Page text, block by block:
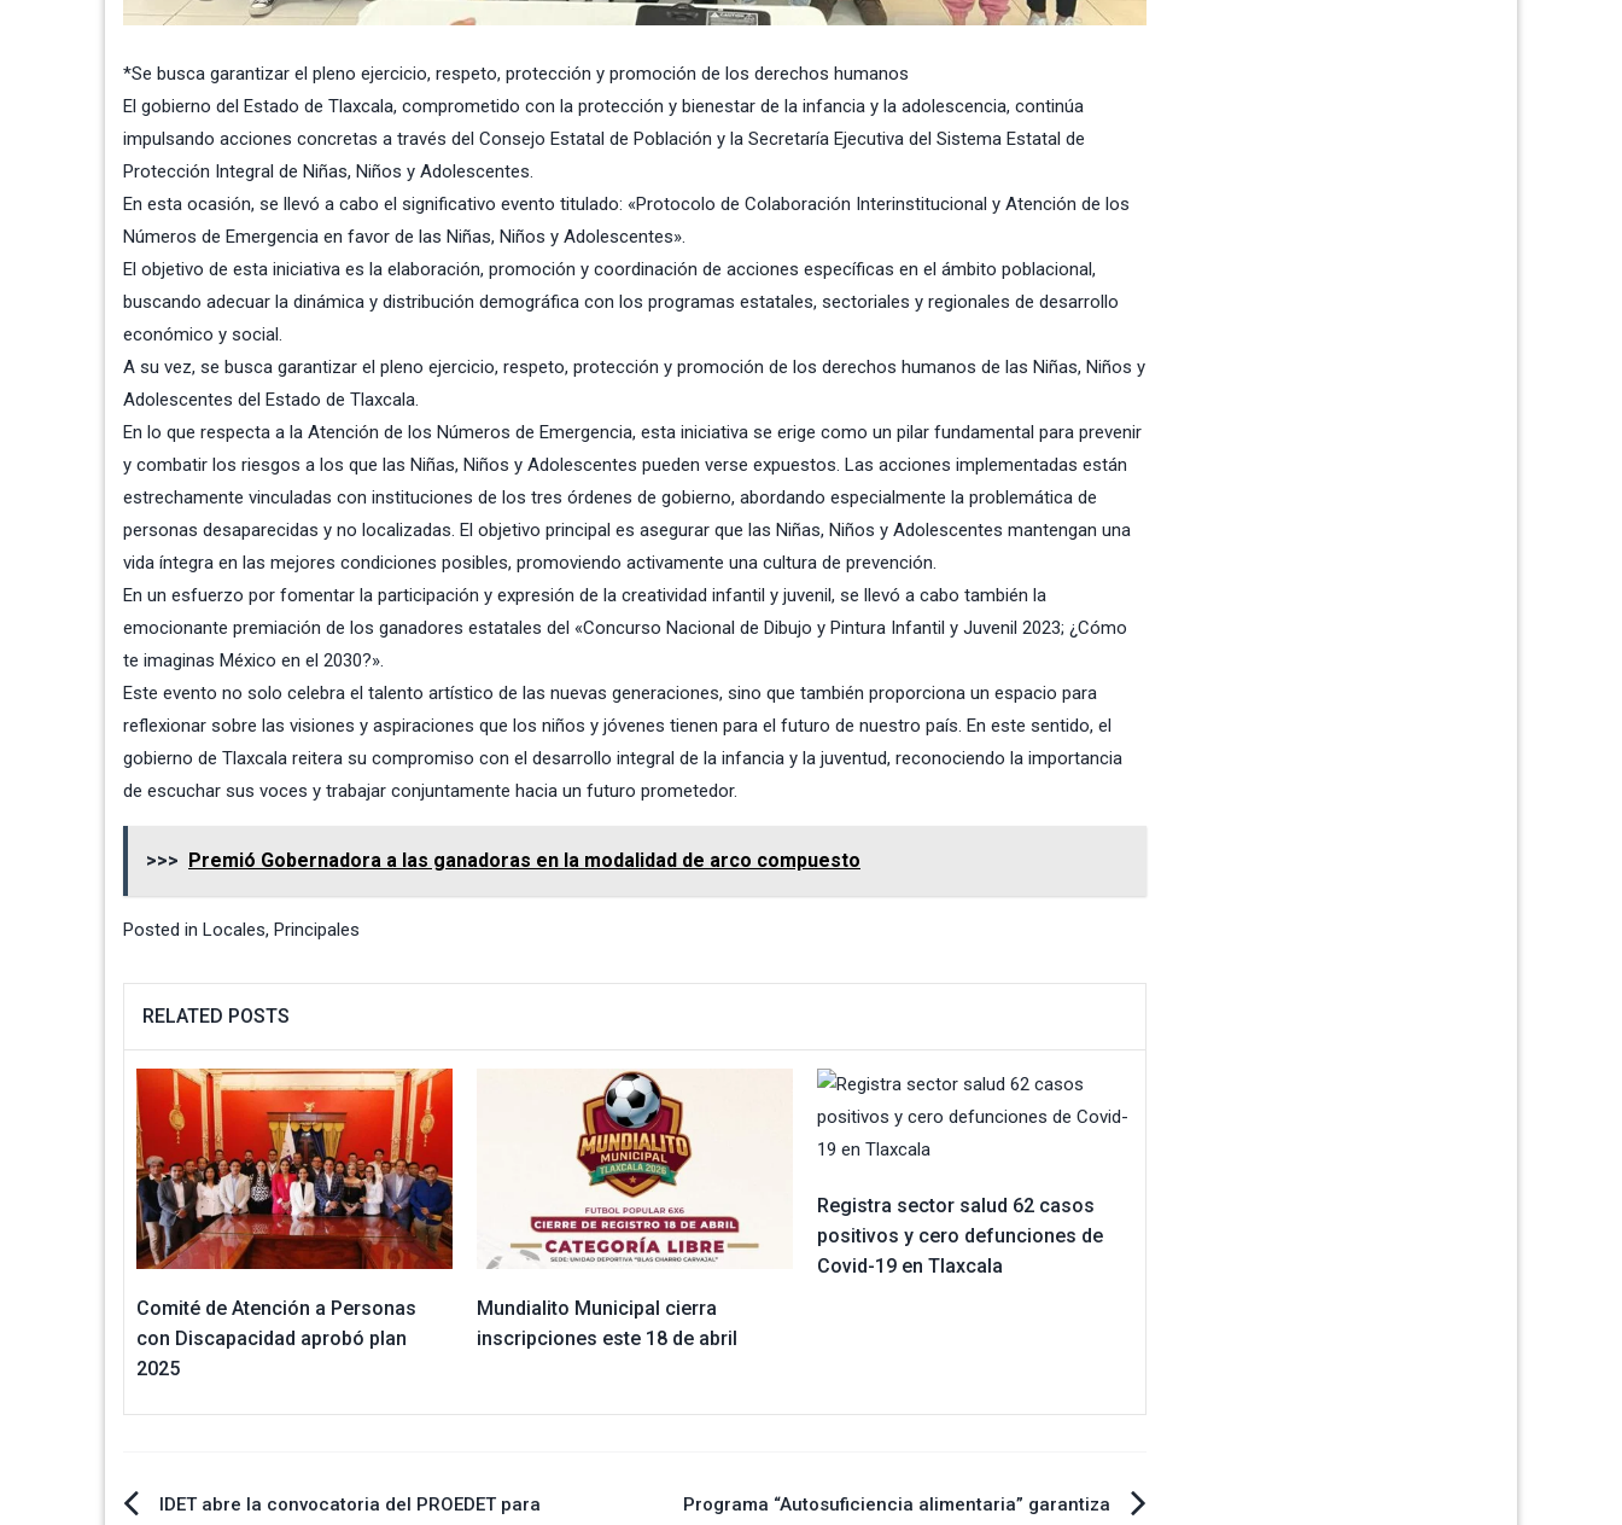
*Se busca garantizar el pleno ejercicio, respeto, protección y promoción de los derechos humanos
El gobierno del Estado de Tlaxcala, comprometido con la protección y bienestar de la infancia y la adolescencia, continúa
impulsando acciones concretas a través del Consejo Estatal de Población y la Secretaría Ejecutiva del Sistema Estatal de
Protección Integral de Niñas, Niños y Adolescentes.
En esta ocasión, se llevó a cabo el significativo evento titulado: «Protocolo de Colaboración Interinstitucional y Atención de los
Números de Emergencia en favor de las Niñas, Niños y Adolescentes».
El objetivo de esta iniciativa es la elaboración, promoción y coordinación de acciones específicas en el ámbito poblacional,
buscando adecuar la dinámica y distribución demográfica con los programas estatales, sectoriales y regionales de desarrollo
económico y social.
A su vez, se busca garantizar el pleno ejercicio, respeto, protección y promoción de los derechos humanos de las Niñas, Niños y
Adolescentes del Estado de Tlaxcala.
En lo que respecta a la Atención de los Números de Emergencia, esta iniciativa se erige como un pilar fundamental para prevenir
y combatir los riesgos a los que las Niñas, Niños y Adolescentes pueden verse expuestos. Las acciones implementadas están
estrechamente vinculadas con instituciones de los tres órdenes de gobierno, abordando especialmente la problemática de
personas desaparecidas y no localizadas. El objetivo principal es asegurar que las Niñas, Niños y Adolescentes mantengan una
vida íntegra en las mejores condiciones posibles, promoviendo activamente una cultura de prevención.
En un esfuerzo por fomentar la participación y expresión de la creatividad infantil y juvenil, se llevó a cabo también la
emocionante premiación de los ganadores estatales del «Concurso Nacional de Dibujo y Pintura Infantil y Juvenil 2023; ¿Cómo
te imaginas México en el 2030?».
Este evento no solo celebra el talento artístico de las nuevas generaciones, sino que también proporciona un espacio para
reflexionar sobre las visiones y aspiraciones que los niños y jóvenes tienen para el futuro de nuestro país. En este sentido, el
gobierno de Tlaxcala reitera su compromiso con el desarrollo integral de la infancia y la juventud, reconociendo la importancia
de escuchar sus voces y trabajar conjuntamente hacia un futuro prometedor.
>>> Premió Gobernadora a las ganadoras en la modalidad de arco compuesto
Posted in Locales, Principales
RELATED POSTS
Comité de Atención a Personas
con Discapacidad aprobó plan
2025
Mundialito Municipal cierra
inscripciones este 18 de abril
Registra sector salud 62 casos
positivos y cero defunciones de
Covid-19 en Tlaxcala
Navegación
IDET abre la convocatoria del PROEDET para Programa “Autosuficiencia alimentaria” garantiza